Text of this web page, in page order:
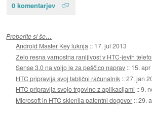
0 komentarjev
Preberite si še…
Android Master Key luknja :: 17. jul 2013
Zelo resna varnostna ranljivost v HTC-jevih
Sense 3.0 na voljo le za peščico naprav :: 15. apr
HTC pripravlja svoj tablični računalnik ::27. jan
HTC pripravlja svojo trgovino z aplikacijami ::9.
Microsoft in HTC sklenila patentni dogovor ::29.